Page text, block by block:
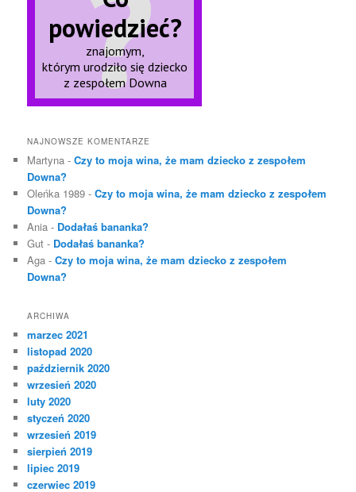
NAJNOWSZE KOMENTARZE
Martyna -Czy to moja wina, że mam dziecko z zespołem
Downa?
Oleńka 1989 -Czy to moja wina, że mam dziecko z zespołem
Downa?
Ania - Dodałaś bananka?
Gut - Dodałaś bananka?
Aga -Czy to moja wina, że mam dziecko z zespołem
Downa?
ARCHIWA
marzec 2021
listopad 2020
październik 2020
wrzesień 2020
luty 2020
styczeń 2020
wrzesień 2019
sierpień 2019
lipiec 2019
czerwiec 2019